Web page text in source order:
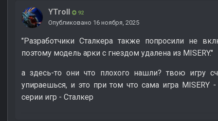
YTroll 92
Опубликовано 16 ноября, 2025
"Разработчики Сталкера также попросили не
поэтому модель арки с гнездом удалена из MISERY."
а здесь-то они что плохого нашли? твою игру
упираешься, и это при том что сама игра MISERY
серии игр - Сталкер